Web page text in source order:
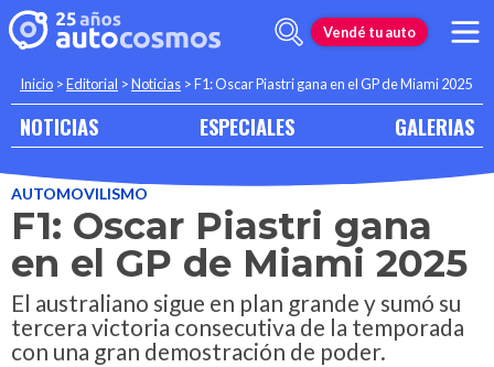
Vendé tu auto
Inicio >Editorial >Noticias >F1: Oscar Piastri gana en el GP de Miami 2025
NOTICIAS ESPECIALES GALERIAS
AUTOMOVILISMO
F1: Oscar Piastri gana
en el GP de Miami 2025
El australiano sigue en plan grande y sumó su
tercera victoria consecutiva de la temporada
con una gran demostración de poder.